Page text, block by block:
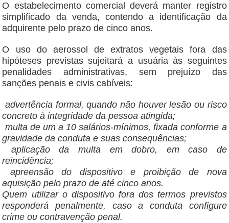
O estabelecimento comercial deverá manter registro
simplificado da venda, contendo a identificação da
adquirente pelo prazo de cinco anos.
O uso do aerossol de extratos vegetais fora das
hipóteses previstas sujeitará a usuária às seguintes
penalidades administrativas, sem prejuízo das
sanções penais e civis cabíveis:
advertência formal, quando não houver lesão ou risco
concreto à integridade da pessoa atingida;
multa de um a 10 salários-mínimos, fixada conforme a
gravidade da conduta e suas consequências;
aplicação da multa em dobro, em caso de
reincidência;
apreensão do dispositivo e proibição de nova
aquisição pelo prazo de até cinco anos.
Quem utilizar o dispositivo fora dos termos previstos
responderá penalmente, caso a conduta configure
crime ou contravenção penal.